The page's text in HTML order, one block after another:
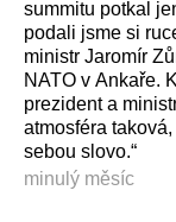
summitu potkal
podali jsme si
ministr Jaromír
NATO v Ankaře.
prezident a
atmosféra
sebou slovo.“
minulý měsíc